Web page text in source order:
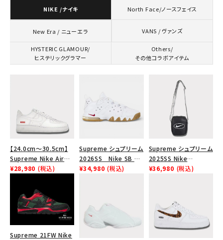
キーワードから探す
Tシャツ・ロングスリーブ
キャップ・ハット
パーカー・クルーネック
ショルダー・ウエストバッグ
ボックスロゴ ブラックスウェット
カテゴリーから探す
コラボレーションブランドから探す
シーズンから探す
並び順
NIKE /ナイキ North Face/ノースフェイス
New Era / ニューエラ VANS / ヴァンズ
HYSTERIC GLAMOUR/
ヒステリックグラマー
Others/
その他コラボアイテム
【24.0cm～30.5cm】
Supreme Nike Air
Force 1 Low シュプリ
ス１スニーカー シュー
ズ ホワイト
¥28,980 (税込)
Supreme シュプリーム
2026SS Nike SB Air
Max 2 CB 94 Low SP
¥34,980 (税込)
Supreme シュプリーム
2025SS Nike
Leather Shoulder
¥36,980 (税込)
Supreme 21FW Nike